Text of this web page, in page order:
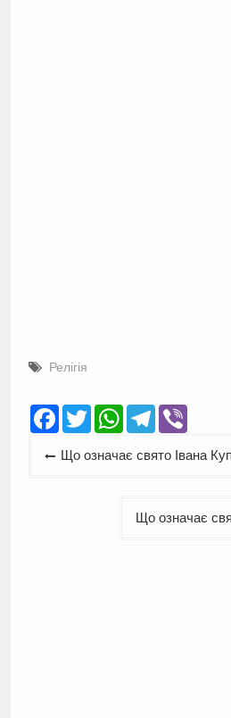
Релігія
Facebook
TwitterWhatsApp
Telegram
Viber
Навігація
Що означає свято Івана
Що означає